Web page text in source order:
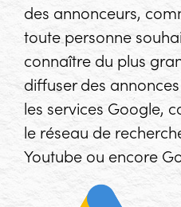
des annonceurs,
toute personne
connaître du plus
diffuser des
les services Google,
le réseau de
Youtube ou encore